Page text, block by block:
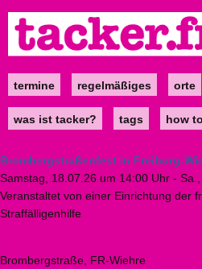
zum
Inhalt
Maintermine regelmäßiges orte
was ist tacker? tags how
Brombergstraßenfest in Freiburg-
Samstag, 18.07.26 um 14:00 Uhr -
Veranstaltet von einer Einrichtung der
Straffälligenhilfe
-
Brombergstraße, FR-Wiehre